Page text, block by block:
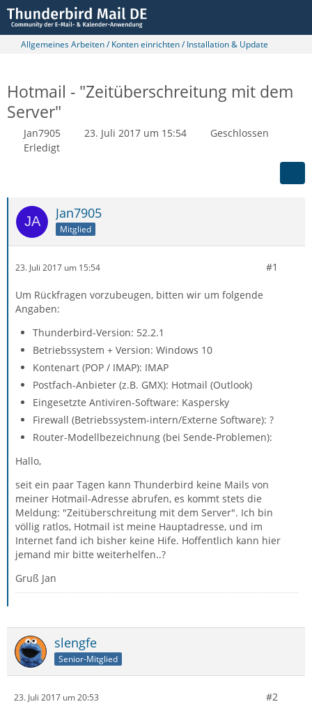
Allgemeines Arbeiten / Konten einrichten / Installation & Update
Hotmail - "Zeitüberschreitung mit dem
Server"
Jan7905 23. Juli 2017 um 15:54
Geschlossen
Erledigt
Jan7905
Mitglied
23. Juli 2017 um 15:54 #1
Um Rückfragen vorzubeugen, bitten wir um folgende
Angaben:
Thunderbird-Version: 52.2.1
Betriebssystem + Version: Windows 10
Kontenart (POP / IMAP): IMAP
Postfach-Anbieter (z.B. GMX): Hotmail (Outlook)
Eingesetzte Antiviren-Software: Kaspersky
Firewall (Betriebssystem-intern/Externe Software): ?
Router-Modellbezeichnung (bei Sende-Problemen):
Hallo,
seit ein paar Tagen kann Thunderbird keine Mails von
meiner Hotmail-Adresse abrufen, es kommt stets die
Meldung: "Zeitüberschreitung mit dem Server". Ich bin
völlig ratlos, Hotmail ist meine Hauptadresse, und im
Internet fand ich bisher keine Hife. Hoffentlich kann hier
jemand mir bitte weiterhelfen..?
Gruß Jan
slengfe
Senior-Mitglied
23. Juli 2017 um 20:53 #2